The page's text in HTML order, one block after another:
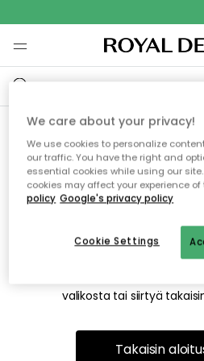
Emme
Tämä voi johtua siitä, että sivua
on siirretty muualle.
valikosta tai siirtyä
Takaisin
We care about your privacy!
We use cookies to personalize
our traffic. You have the right and
essential cookies while using our
cookies may affect your experience of
policy Google's privacy policy
Cookie Settings